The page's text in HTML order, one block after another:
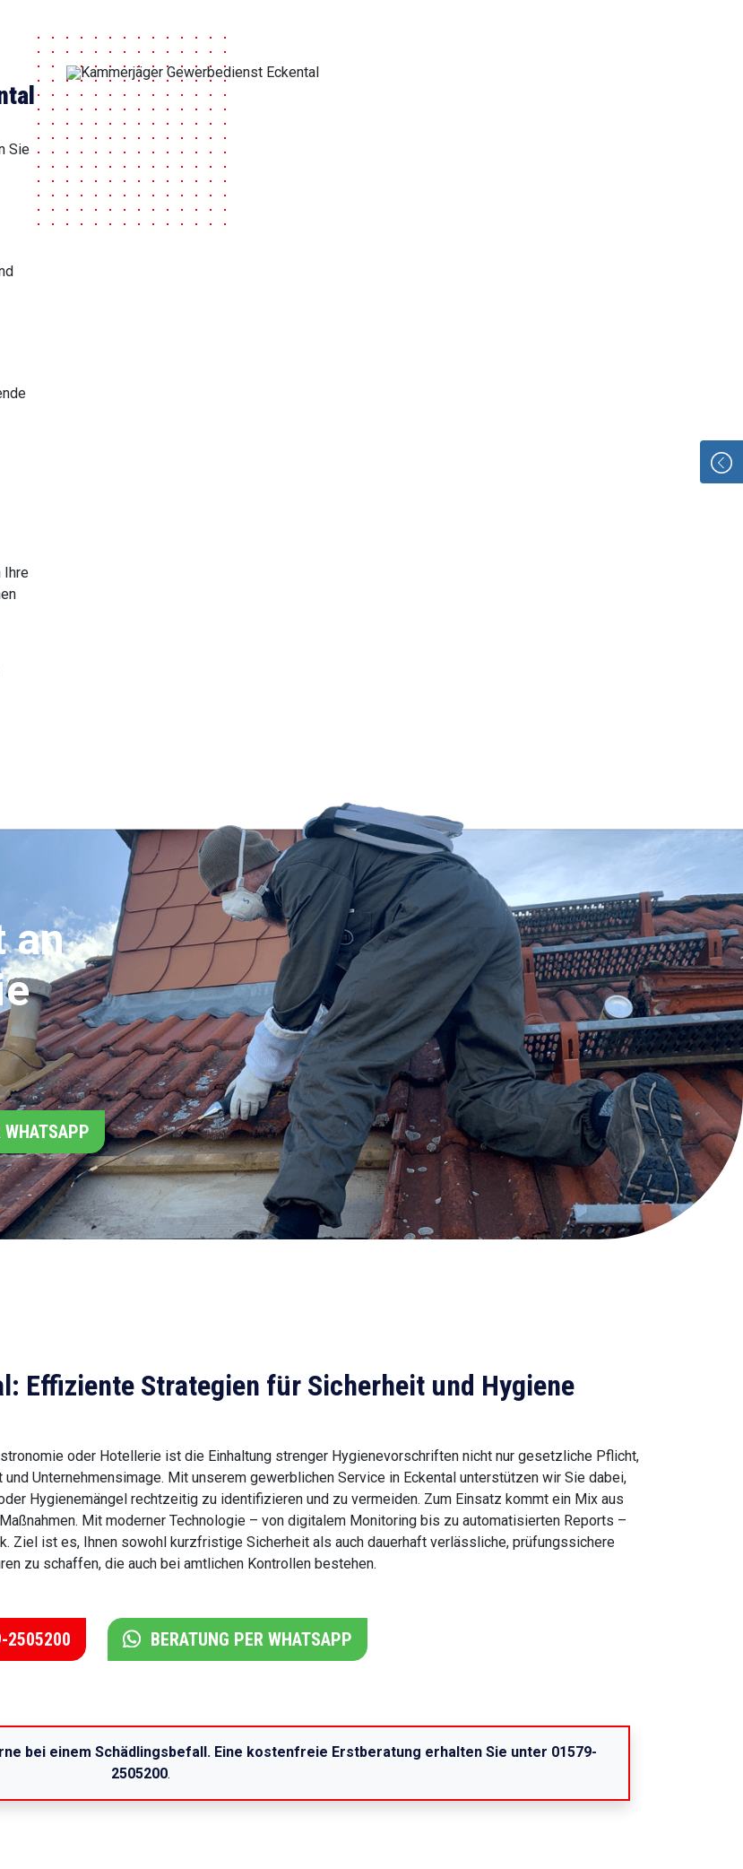
Sie
Ihre
an
WHATSAPP
Effiziente Strategien für Sicherheit und Hygiene
oder Hotellerie ist die Einhaltung strenger Hygienevorschriften nicht nur gesetzliche Pflicht,
Unternehmensimage. Mit unserem gewerblichen Service in Eckental unterstützen wir Sie dabei,
Hygienemängel rechtzeitig zu identifizieren und zu vermeiden. Zum Einsatz kommt ein Mix aus
Mit moderner Technologie – von digitalem Monitoring bis zu automatisierten Reports –
Ziel ist es, Ihnen sowohl kurzfristige Sicherheit als auch dauerhaft verlässliche, prüfungssichere
zu schaffen, die auch bei amtlichen Kontrollen bestehen.
2505200 BERATUNG PER WHATSAPP
bei einem Schädlingsbefall. Eine kostenfreie Erstberatung erhalten Sie unter 01579-
2505200.